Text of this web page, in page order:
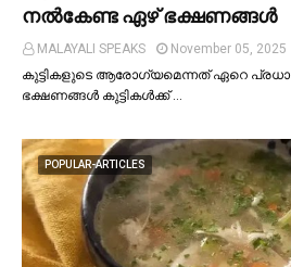
നല്‍കേണ്ട ഏഴ് ഭക്ഷണങ്ങള്‍
MALAYALI SPEAKS
November 05, 2025
കുട്ടികളുടെ ആരോഗ്യമെന്നത് ഏറെ
ഭക്ഷണങ്ങള്‍ കുട്ടികള്‍ക്ക് …
POPULAR-ARTICLES